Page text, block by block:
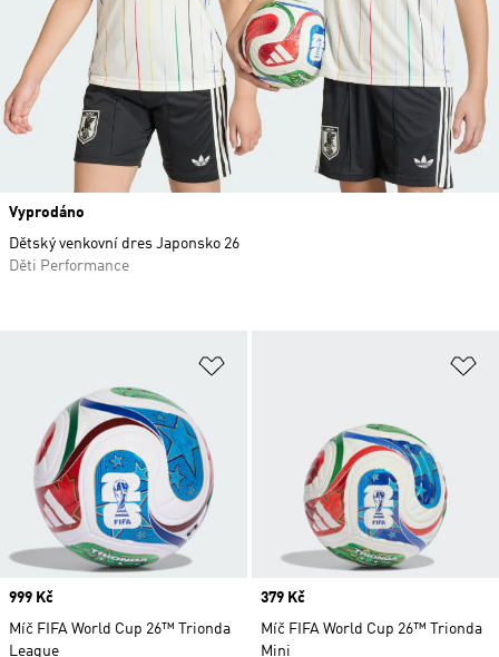
Price
999 Kč
Míč FIFA World Cup 26™ Trionda
League
Price
379 Kč
Míč FIFA World Cup 26™ Trionda
Mini
Vyprodáno
Dětský venkovní dres Japonsko 26
Děti Performance